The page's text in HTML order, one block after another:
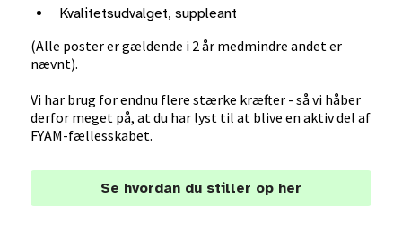
Kvalitetsudvalget, suppleant
(Alle poster er gældende i 2 år medmindre andet er
nævnt).
Vi har brug for endnu flere stærke kræfter - så vi håber
derfor meget på, at du har lyst til at blive en aktiv del af
FYAM-fællesskabet.
Se hvordan du stiller op her